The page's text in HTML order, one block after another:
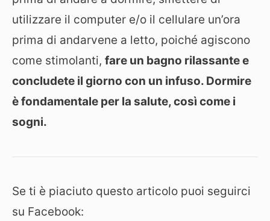
utilizzare il computer e/o il cellulare un’ora
prima di andarvene a letto, poiché agiscono
come stimolanti, fare un bagno rilassante e
concludete il giorno con un infuso. Dormire
è fondamentale per la salute, così come i
sogni.
Se ti è piaciuto questo articolo puoi seguirci
su Facebook: